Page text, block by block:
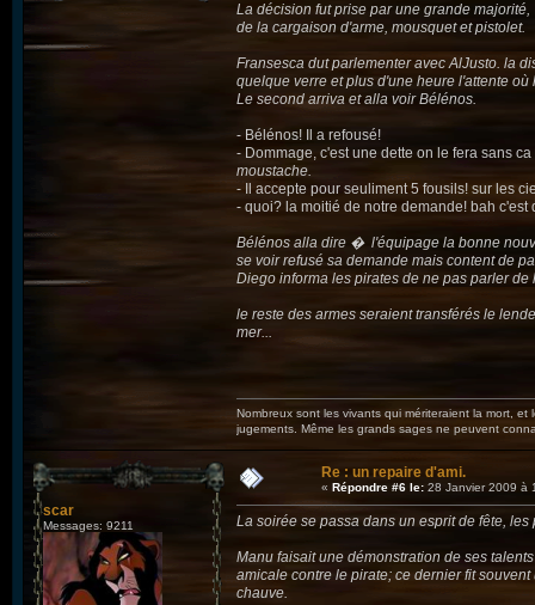
La décision fut prise par une grande
de la cargaison d'arme, mousquet et pistolet.
Fransesca dut parlementer avec AlJusto. la
quelque verre et plus d'une heure l'attente
Le second arriva et alla voir Bélénos.
- Bélénos! Il a refousé!
- Dommage, c'est une dette on le fera sans
moustache.
- Il accepte pour seuliment 5 fousils! sur les
- quoi? la moitié de notre demande! bah
Bélénos alla dire � l'équipage la bonne
se voir refusé sa demande mais content de
Diego informa les pirates de ne pas parler
le reste des armes seraient transférés le
mer...
Nombreux sont les vivants qui mériteraient la mort,
jugements. Même les grands sages ne peuvent
scar
Messages: 9211
Re : un repaire d'ami.
« Répondre #6 le: 28 Janvier 2009 à
La soirée se passa dans un esprit de fête,
Manu faisait une démonstration de ses
amicale contre le pirate; ce dernier fit
chauve.